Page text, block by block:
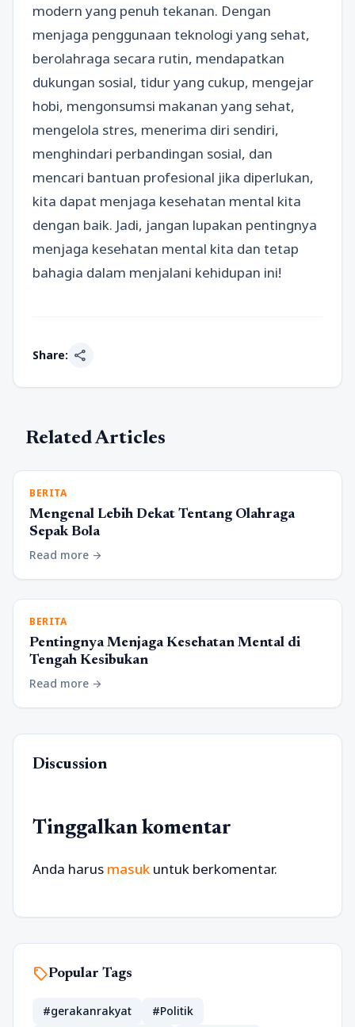
modern yang penuh tekanan. Dengan
menjaga penggunaan teknologi yang sehat,
berolahraga secara rutin, mendapatkan
dukungan sosial, tidur yang cukup, mengejar
hobi, mengonsumsi makanan yang sehat,
mengelola stres, menerima diri sendiri,
menghindari perbandingan sosial, dan
mencari bantuan profesional jika diperlukan,
kita dapat menjaga kesehatan mental kita
dengan baik. Jadi, jangan lupakan pentingnya
menjaga kesehatan mental kita dan tetap
bahagia dalam menjalani kehidupan ini!
Share: share
Related Articles
BERITA
Mengenal Lebih Dekat Tentang Olahraga
Sepak Bola
Read more arrow_forward
BERITA
Pentingnya Menjaga Kesehatan Mental di
Tengah Kesibukan
Read more arrow_forward
Discussion
Tinggalkan komentar
Anda harus masuk untuk berkomentar.
sellPopular Tags
#gerakanrakyat
#Politik